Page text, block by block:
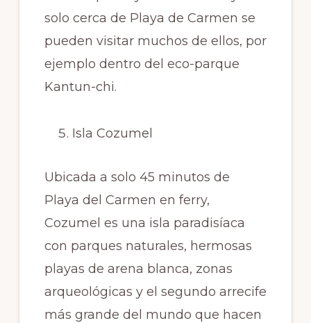
solo cerca de Playa de Carmen se
pueden visitar muchos de ellos, por
ejemplo dentro del eco-parque
Kantun-chi.
Isla Cozumel
Ubicada a solo 45 minutos de
Playa del Carmen en ferry,
Cozumel es una isla paradisíaca
con parques naturales, hermosas
playas de arena blanca, zonas
arqueológicas y el segundo arrecife
más grande del mundo que hacen